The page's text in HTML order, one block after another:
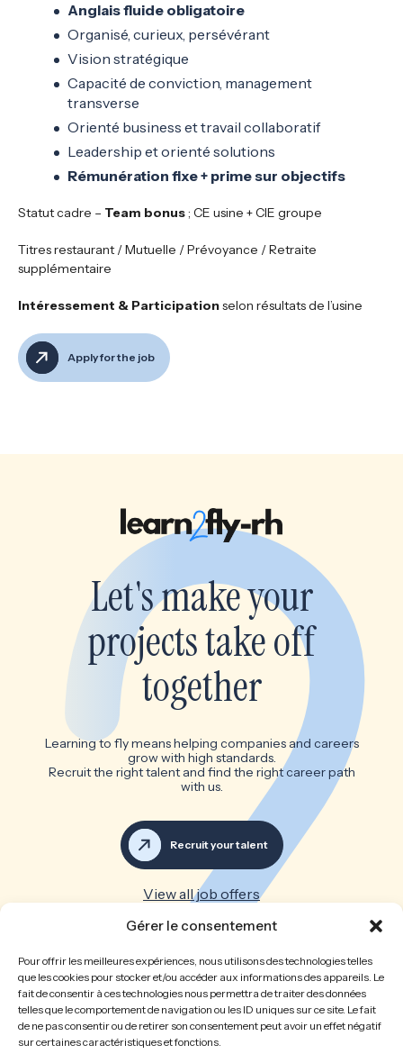
Gérer le consentement
Pour offrir les meilleures expériences, nous utilisons des technologies telles
que les cookies pour stocker et/ou accéder aux informations des appareils. Le
fait de consentir à ces technologies nous permettra de traiter des données
telles que le comportement de navigation ou les ID uniques sur ce site. Le fait
de ne pas consentir ou de retirer son consentement peut avoir un effet négatif
sur certaines caractéristiques et fonctions.
Anglais fluide obligatoire
Organisé, curieux, persévérant
Vision stratégique
Capacité de conviction, management
transverse
Orienté business et travail collaboratif
Leadership et orienté solutions
Rémunération fixe + prime sur objectifs
Statut cadre – Team bonus; CE usine + CIE groupe
Titres restaurant / Mutuelle / Prévoyance / Retraite
supplémentaire
Intéressement & Participationselon résultats de l’usine
Apply for the job
Let's make your
projects take off
together
Learning to fly means helping companies and careers
grow with high standards.
Recruit the right talent and find the right career path
with us.
Recruit your talent
View all job offers
companies
Home
The firm
Recruitment
Job opportunities